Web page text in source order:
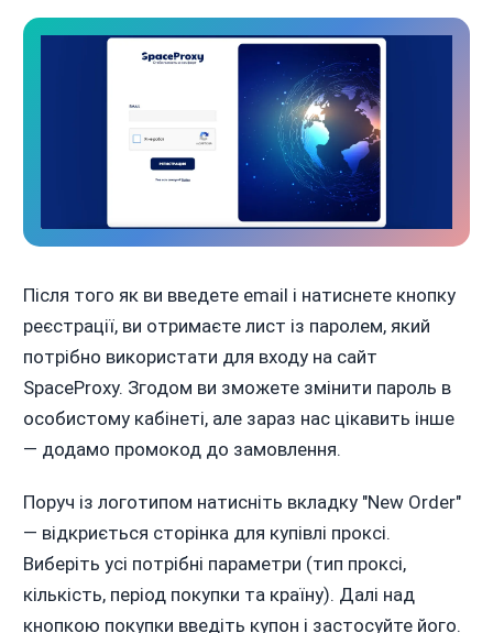
Після того як ви введете email і натиснете кнопку
реєстрації, ви отримаєте лист із паролем, який
потрібно використати для входу на сайт
SpaceProxy. Згодом ви зможете змінити пароль в
особистому кабінеті, але зараз нас цікавить інше
— додамо промокод до замовлення.
Поруч із логотипом натисніть вкладку "New Order"
— відкриється сторінка для купівлі проксі.
Виберіть усі потрібні параметри (тип проксі,
кількість, період покупки та країну). Далі над
кнопкою покупки введіть купон і застосуйте його.